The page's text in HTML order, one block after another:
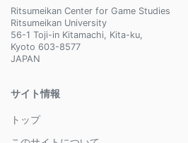
Ritsumeikan Center for Game Studies
Ritsumeikan University
56-1 Toji-in Kitamachi, Kita-ku,
Kyoto 603-8577
JAPAN
サイト情報
トップ